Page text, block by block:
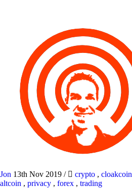
Jon 13th Nov 2019 / crypto , cloakcoin
altcoin , privacy , forex , trading